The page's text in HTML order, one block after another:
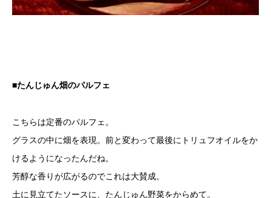
■たんじゅん畑のパルフェ
こちらは定番のパルフェ。
グラスの中に畑を表現。前と変わって最後にトリュフオイルをか
けるようになったんだね。
芳醇な香りが広がるのでこれは大賛成。
土に見立てたソースに、たんじゅん野菜をからめて。